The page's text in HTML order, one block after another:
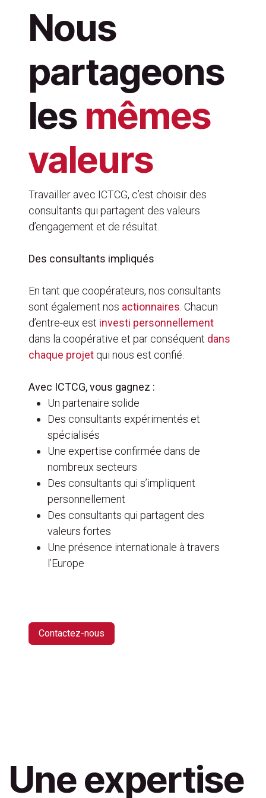
Nous
partageons
les mêmes
valeurs
Travailler avec ICTCG, c’est choisir des
consultants qui partagent des valeurs
d’engagement et de résultat.
Des consultants impliqués
En tant que coopérateurs, nos consultants
sont également nos actionnaires . Chacun
d’entre-eux est investi personnellement
dans la coopérative et par conséquent dans
chaque projet qui nous est confié.
Avec ICTCG, vous gagnez :
Un partenaire solide
Des consultants expérimentés et
spécialisés
Une expertise confirmée dans de
nombreux secteurs
Des consultants qui s’impliquent
personnellement
Des consultants qui partagent des
valeurs fortes
Une présence internationale à travers
l’Europe
Contactez-nous
Une expertise